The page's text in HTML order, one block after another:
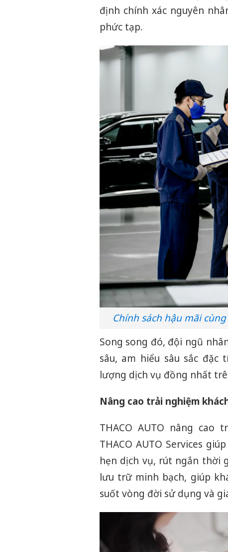
định chính xác nguyên
phức tạp.
Chính sách hậu mãi
Song song đó, đội ngũ
sâu, am hiểu sâu sắc
lượng dịch vụ đồng nhất
Nâng cao trải nghiệm
THACO AUTO nâng
THACO AUTO Services
hẹn dịch vụ, rút ngắn thời
lưu trữ minh bạch, giúp
suốt vòng đời sử dụng và